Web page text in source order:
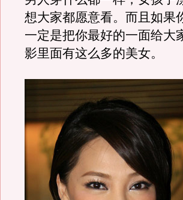
想大家都愿意看。而且如果
一定是把你最好的一面给大
影里面有这么多的美女。